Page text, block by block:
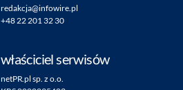
redakcja@infowire.pl
+48 22 201 32 30
właściciel serwisów
netPR.pl sp. z o.o.